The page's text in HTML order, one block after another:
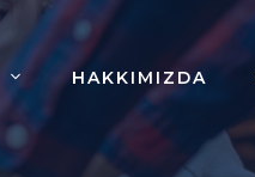
HAKKIMIZDA